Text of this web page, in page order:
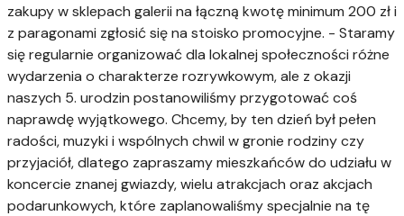
zakupy w sklepach galerii na łączną kwotę minimum 200 zł i
z paragonami zgłosić się na stoisko promocyjne. - Staramy
się regularnie organizować dla lokalnej społeczności różne
wydarzenia o charakterze rozrywkowym, ale z okazji
naszych 5. urodzin postanowiliśmy przygotować coś
naprawdę wyjątkowego. Chcemy, by ten dzień był pełen
radości, muzyki i wspólnych chwil w gronie rodziny czy
przyjaciół, dlatego zapraszamy mieszkańców do udziału w
koncercie znanej gwiazdy, wielu atrakcjach oraz akcjach
podarunkowych, które zaplanowaliśmy specjalnie na tę